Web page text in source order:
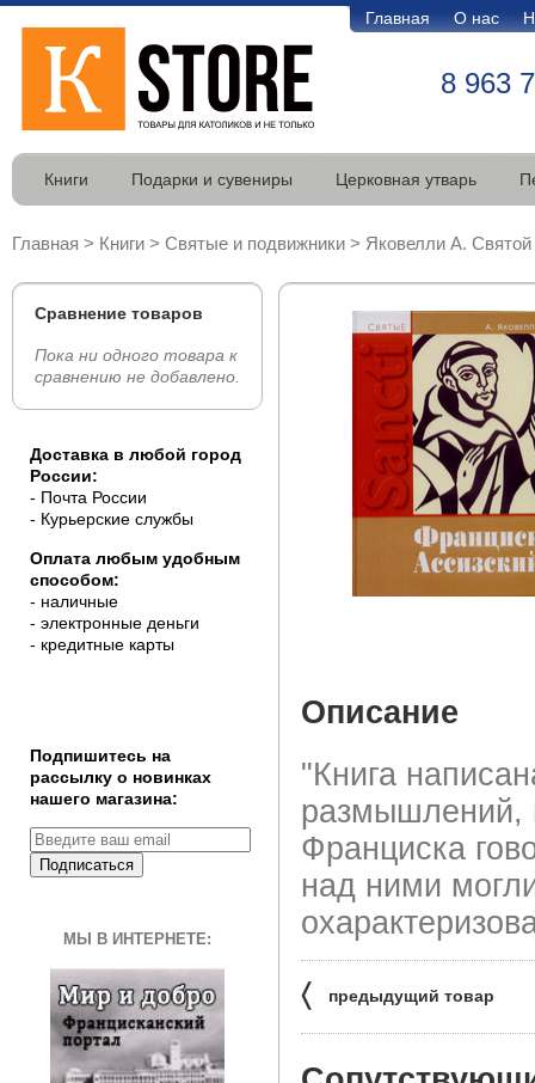
Главная О нас
8 963
Книги Подарки и сувениры Церковная утварь
Главная > Книги > Святые и подвижники > Яковелли А.
Описание
"Книга
размышлений,
Франциска
над ними
〈 предыдущий товар
Сравнение товаров
Пока ни одного товара к
сравнению не добавлено.
Доставка в любой город
России:
- Почта России
- Курьерские службы
Оплата любым удобным
способом:
- наличные
- электронные деньги
- кредитные карты
Подпишитесь на
рассылку о новинках
нашего магазина:
Подписаться
МЫ В ИНТЕРНЕТЕ: